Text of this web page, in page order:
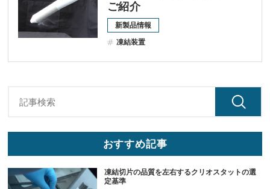
ご紹介
新製品情報
凍結装置
おすすめ記事
凍結切片の品質を左右するクリオスタットの選
定基準